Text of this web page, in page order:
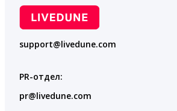
support@livedune.com
PR-отдел:
pr@livedune.com